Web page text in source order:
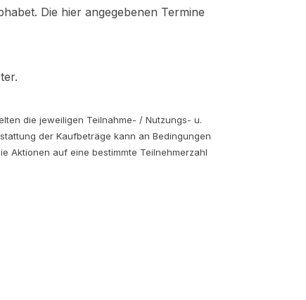
Die hier angegebenen Termine
die jeweiligen Teilnahme- / Nutzungs- u.
der Kaufbeträge kann an Bedingungen
Aktionen auf eine bestimmte Teilnehmerzahl